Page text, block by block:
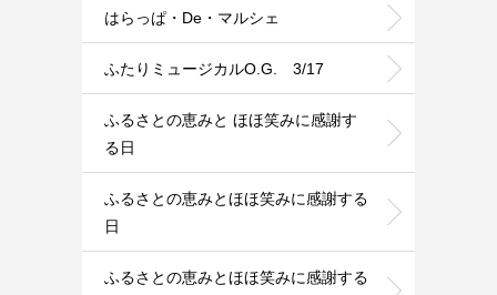
はらっぱ・De・マルシェ
ふたりミュージカルO.G. 3/17
ふるさとの恵みと ほほ笑みに感謝す
る日
ふるさとの恵みとほほ笑みに感謝する
日
ふるさとの恵みとほほ笑みに感謝する